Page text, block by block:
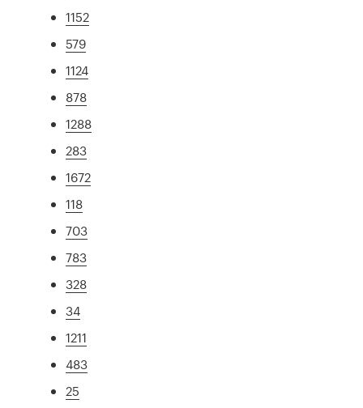
1152
579
1124
878
1288
283
1672
118
703
783
328
34
1211
483
25